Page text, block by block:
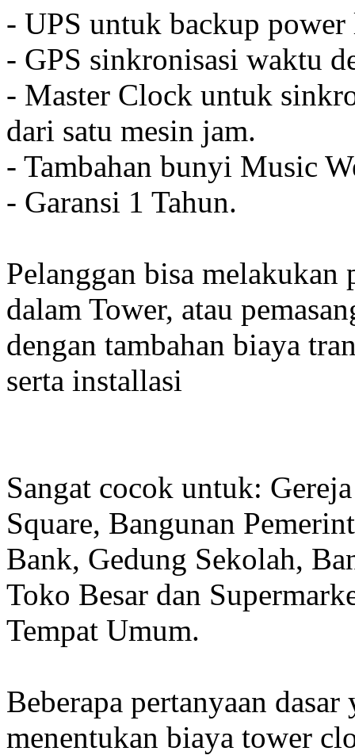
- UPS untuk backup
- GPS sinkronisasi waktu
- Master Clock untuk
dari satu mesin jam.
- Tambahan bunyi Music
- Garansi 1 Tahun.
Pelanggan bisa melakukan
dalam Tower, atau
dengan tambahan biaya
serta installasi
Sangat cocok untuk:
Square, Bangunan
Bank, Gedung Sekolah,
Toko Besar dan
Tempat Umum.
Beberapa pertanyaan
menentukan biaya tower